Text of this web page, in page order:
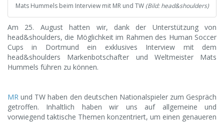
Mats Hummels beim Interview mit MR und TW (Bild: head&shoulders)
Am 25. August hatten wir, dank der Unterstützung von
head&shoulders, die Möglichkeit im Rahmen des Human Soccer
Cups in Dortmund ein exklusives Interview mit dem
head&shoulders Markenbotschafter und Weltmeister Mats
Hummels führen zu können.
MR und TW haben den deutschen Nationalspieler zum Gespräch
getroffen. Inhaltlich haben wir uns auf allgemeine und
vorwiegend taktische Themen konzentriert, um einen genaueren